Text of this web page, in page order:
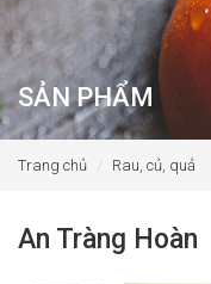
SẢN PHẨM
Trang chủ Rau, củ, quả
An Tràng Hoàn